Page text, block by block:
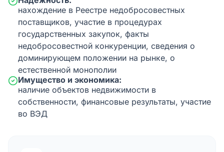
нахождение в Реестре недобросовестных
поставщиков, участие в процедурах
государственных закупок, факты
недобросовестной конкуренции, сведения о
доминирующем положении на рынке, о
естественной монополии
Имущество и экономика:
наличие объектов недвижимости в
собственности, финансовые результаты, участие
во ВЭД